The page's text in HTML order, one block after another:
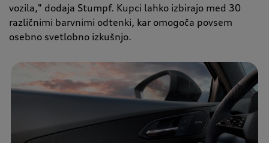
vozila," dodaja Stumpf. Kupci lahko izbirajo med 30
različnimi barvnimi odtenki, kar omogoča povsem
osebno svetlobno izkušnjo.